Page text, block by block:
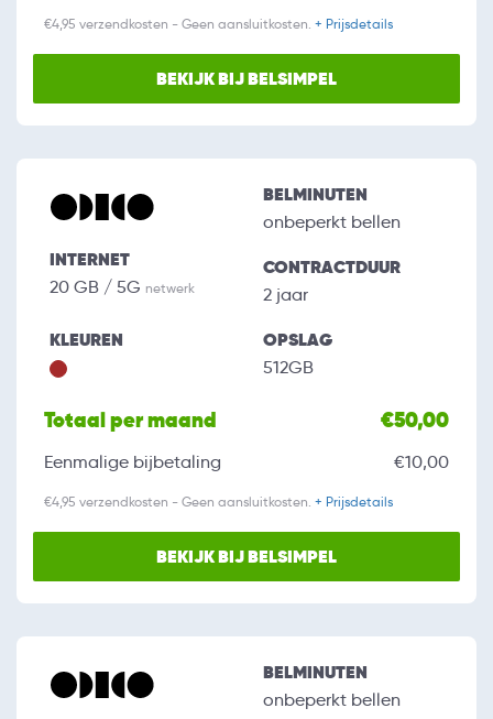
€4,95 verzendkosten - Geen aansluitkosten. + Prijsdetails
BEKIJK BIJ BELSIMPEL
INTERNET
20 GB / 5G netwerk
BELMINUTEN
onbeperkt bellen
CONTRACTDUUR
2 jaar
KLEUREN OPSLAG
512GB
Totaal per maand €50,00
Eenmalige bijbetaling €10,00
€4,95 verzendkosten - Geen aansluitkosten. + Prijsdetails
BEKIJK BIJ BELSIMPEL
BELMINUTEN
onbeperkt bellen